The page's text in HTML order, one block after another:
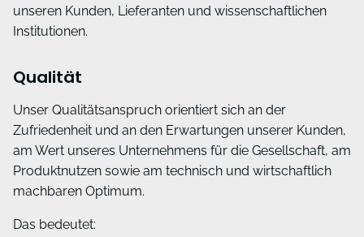
unseren Kunden, Lieferanten und wissenschaftlichen
Institutionen.
Qualität
Unser Qualitätsanspruch orientiert sich an der
Zufriedenheit und an den Erwartungen unserer Kunden,
am Wert unseres Unternehmens für die Gesellschaft, am
Produktnutzen sowie am technisch und wirtschaftlich
machbaren Optimum.
Das bedeutet: